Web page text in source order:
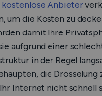
kostenlose Anbieter
um die Kosten zu
damit Ihre
aufgrund einer
in der Regel
die Drosselung
Internet nicht schnell